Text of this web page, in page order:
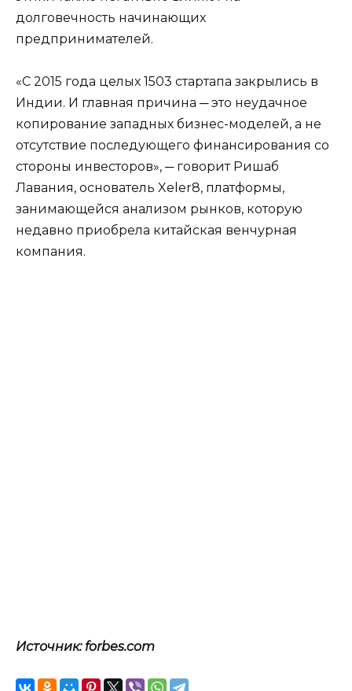
долговечность начинающих
предпринимателей.
«С 2015 года целых 1503 стартапа закрылись в
Индии. И главная причина ─ это неудачное
копирование западных бизнес-моделей, а не
отсутствие последующего финансирования со
стороны инвесторов», ─ говорит Ришаб
Лавания, основатель Xeler8, платформы,
занимающейся анализом рынков, которую
недавно приобрела китайская венчурная
компания.
Источник: forbes.com